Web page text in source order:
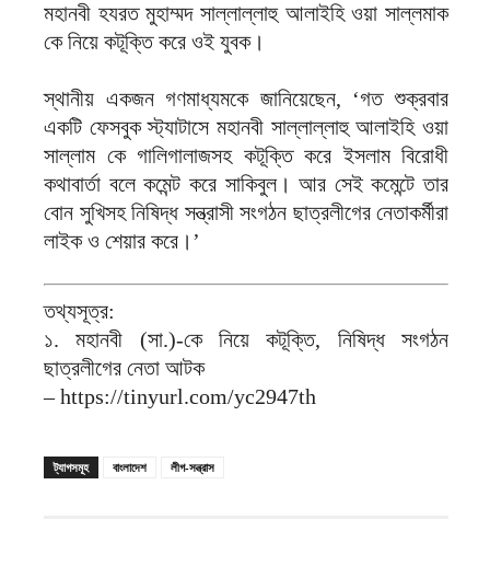
মহানবী হযরত মুহাম্মদ সাল্লাল্লাহু আলাইহি ওয়া সাল্লমাক
কে নিয়ে কটূক্তি করে ওই যুবক।
স্থানীয় একজন গণমাধ্যমকে জানিয়েছেন, ‘গত শুক্রবার
একটি ফেসবুক স্ট্যাটাসে মহানবী সাল্লাল্লাহু আলাইহি ওয়া
সাল্লাম কে গালিগালাজসহ কটূক্তি করে ইসলাম বিরোধী
কথাবার্তা বলে কমেন্ট করে সাকিবুল। আর সেই কমেন্টে তার
বোন সুখিসহ নিষিদ্ধ সন্ত্রাসী সংগঠন ছাত্রলীগের নেতাকর্মীরা
লাইক ও শেয়ার করে।’
তথ্যসূত্র:
১. মহানবী (সা.)-কে নিয়ে কটূক্তি, নিষিদ্ধ সংগঠন
ছাত্রলীগের নেতা আটক
– https://tinyurl.com/yc2947th
ট্যাগসমূহ বাংলাদেশ লীগ-সন্ত্রাস